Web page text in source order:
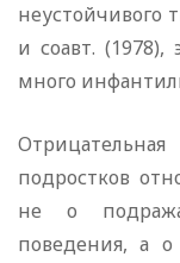
неустойчивого
и соавт.
много
подростков
не о
поведения, а